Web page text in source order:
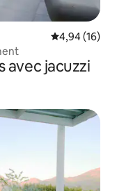
Évaluation
4,94 (16)
avec jacuzzi